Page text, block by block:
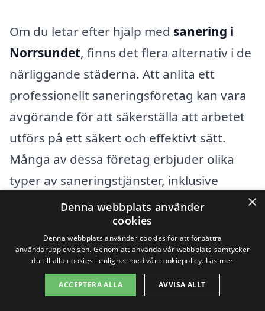
Om du letar efter hjälp med sanering i
Norrsundet, finns det flera alternativ i de
närliggande städerna. Att anlita ett
professionellt saneringsföretag kan vara
avgörande för att säkerställa att arbetet
utförs på ett säkert och effektivt sätt.
Många av dessa företag erbjuder olika
typer av saneringstjänster, inklusive
avloppssanering, brandsanering och
sanering av mögliga ytor.
När du söker efter saneringstjänster kan
det vara bra att överväga att kontakta
×
Denna webbplats använder
cookies
Denna webbplats använder cookies för att förbättra
användarupplevelsen. Genom att använda vår webbplats samtycker
du till alla cookies i enlighet med vår cookiepolicy. Läs mer
ACCEPTERA ALLA AVVISA ALLT